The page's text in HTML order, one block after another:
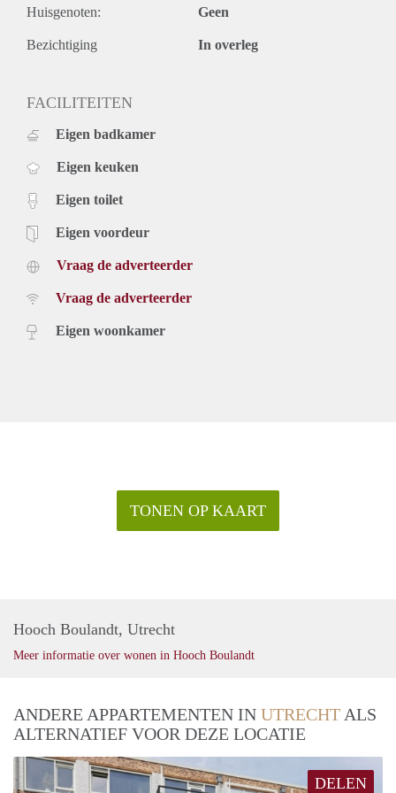
Price
€ 1.475,- per month exclusive gas, water, electricity, tv,
internet and municipal taxes. Inclusive furniture, upholstery
Huisgenoten: Geen
Bezichtiging In overleg
FACILITEITEN
Eigen badkamer
Eigen keuken
Eigen toilet
Eigen voordeur
Vraag de adverteerder
Vraag de adverteerder
Eigen woonkamer
TONEN OP KAART
Hooch Boulandt, Utrecht
Meer informatie over wonen in Hooch Boulandt
ANDERE APPARTEMENTEN IN UTRECHT ALS
ALTERNATIEF VOOR DEZE LOCATIE
DELEN